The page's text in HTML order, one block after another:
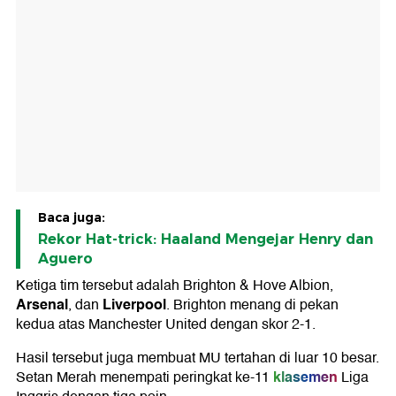
Baca juga:
Rekor Hat-trick: Haaland Mengejar Henry dan
Aguero
Ketiga tim tersebut adalah Brighton & Hove Albion,
Arsenal, dan Liverpool. Brighton menang di pekan
kedua atas Manchester United dengan skor 2-1.
Hasil tersebut juga membuat MU tertahan di luar 10 besar.
Setan Merah menempati peringkat ke-11 klasemen Liga